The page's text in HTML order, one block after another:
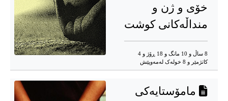
خۆی و ژن و
منداڵەکانی کوشت
8 ساڵ و 10 مانگ و 18 ڕۆژ و 4
کاتژمێر و 8 خوله‌ک له‌مه‌وپێش‌
مامۆستایەکی